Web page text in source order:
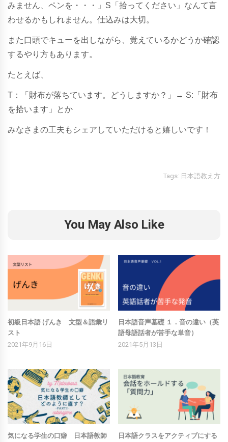
みません、ペンを・・・」S「拾ってください」なんて言
わせるかもしれません。仕込みは大切。
また口頭でキューを出しながら、覚えているかどうか確認
するやり方もあります。
たとえば、
T：「財布が落ちています。どうしますか？」→ S:「 財布
を拾います」とか
みなさまの工夫もシェアしていただけると嬉しいです！
Tags: 日本語教え方
You May Also Like
初級日本語 げんき 文型＆語彙リ
スト
2021年9月16日
日本語音声基礎 １．音の違い（英
語母語話者が苦手な単音）
2021年5月13日
気になる学生の口癖 日本語教師
日本語クラスをアクティブにする